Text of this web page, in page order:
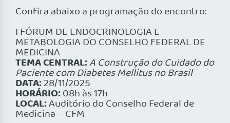
Confira abaixo a programação do encontro:
I FÓRUM DE ENDOCRINOLOGIA E
METABOLOGIA DO CONSELHO FEDERAL DE
MEDICINA
TEMA CENTRAL:A Construção do Cuidado do
Paciente com Diabetes Mellitus no Brasil
DATA:28/11/2025
HORÁRIO:08h às 17h
LOCAL:Auditório do Conselho Federal de
Medicina – CFM